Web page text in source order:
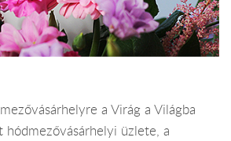
a Virág a Világba
hódmezővásárhelyi üzlete, a